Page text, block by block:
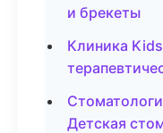
и брекеты
Клиника
Детская